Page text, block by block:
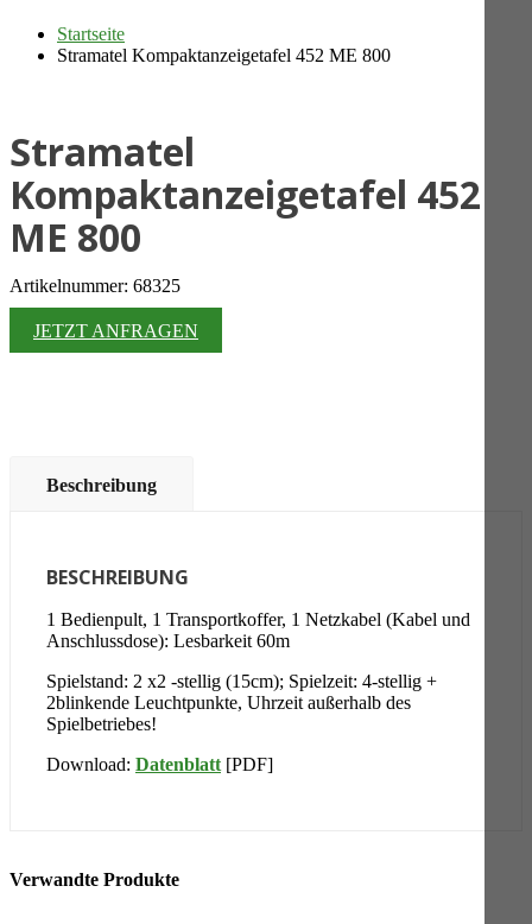
Startseite
Stramatel Kompaktanzeigetafel 452 ME 800
Stramatel
Kompaktanzeigetafel 452
ME 800
Artikelnummer: 68325
JETZT ANFRAGEN
Beschreibung
BESCHREIBUNG
1 Bedienpult, 1 Transportkoffer, 1 Netzkabel (Kabel und
Anschlussdose): Lesbarkeit 60m
Spielstand: 2 x2 -stellig (15cm); Spielzeit: 4-stellig +
2blinkende Leuchtpunkte, Uhrzeit außerhalb des
Spielbetriebes!
Download: Datenblatt [PDF]
Verwandte Produkte